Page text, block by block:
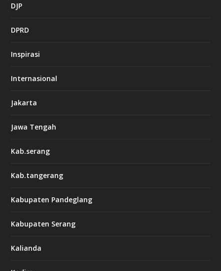
DJP
DPRD
Inspirasi
Internasional
Jakarta
Jawa Tengah
Kab.serang
Kab.tangerang
Kabupaten Pandeglang
Kabupaten Serang
Kalianda